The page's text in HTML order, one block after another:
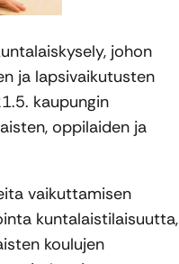
johon
ja lapsivaikutusten
kaupungin
oppilaiden ja
vaikuttamisen
kuntalaistilaisuutta,
koulujen